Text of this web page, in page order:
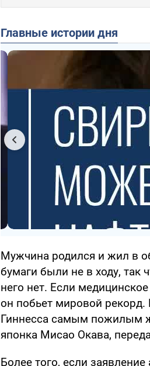
Главные истории дня
Мужчина родился и жил в
бумаги были не в ходу, так
него нет. Если
он побьет мировой
Гиннесса самым пожилым
японка Мисао Окава,
Более того, если